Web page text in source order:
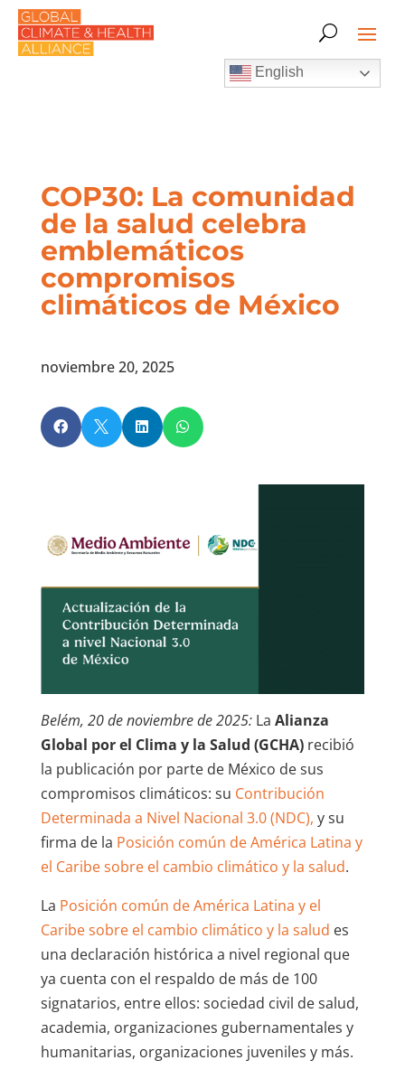
English
COP30: La comunidad
de la salud celebra
emblemáticos
compromisos
climáticos de México
noviembre 20, 2025
   
Belém, 20 de noviembre de 2025:La Alianza
Global por el Clima y la Salud (GCHA) recibió
la publicación por parte de México de sus
compromisos climáticos: su Contribución
Determinada a Nivel Nacional 3.0 (NDC), y su
firma de la Posición común de América Latina y
el Caribe sobre el cambio climático y la salud.
La Posición común de América Latina y el
Caribe sobre el cambio climático y la salud es
una declaración histórica a nivel regional que
ya cuenta con el respaldo de más de 100
signatarios, entre ellos: sociedad civil de salud,
academia, organizaciones gubernamentales y
humanitarias, organizaciones juveniles y más.